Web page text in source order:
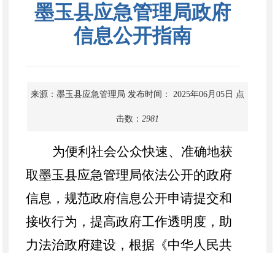
墨玉县应急管理局政府
信息公开指南
来源：墨玉县应急管理局 发布时间： 2025年06月05日 点
击数： 2981
为便利社会公众快速、准确地获
取墨玉县应急管理局依法公开的政府
信息，规范政府信息公开申请提交和
接收行为，提高政府工作透明度，助
力法治政府建设，根据《中华人民共